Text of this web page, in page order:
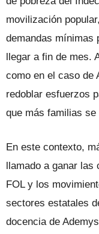
movilización
demandas mínimas
llegar a fin de mes.
como en el caso de
redoblar esfuerzos
que más familias se
En este contexto,
llamado a ganar las
FOL y los
sectores estatales
docencia de